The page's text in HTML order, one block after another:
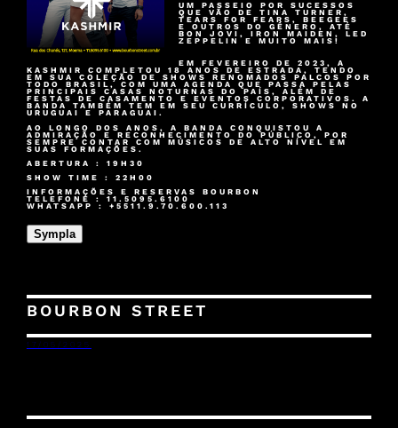
UM PASSEIO POR SUCESSOS
QUE VÃO DE TINA TURNER,
TEARS FOR FEARS, BEEGEES
E OUTROS DO GÊNERO, ATÉ
BON JOVI, IRON MAIDEN, LED
ZEPPELIN E MUITO MAIS!
EM FEVEREIRO DE 2023, A
KASHMIR COMPLETOU 18 ANOS DE ESTRADA, TENDO
EM SUA COLEÇÃO DE SHOWS RENOMADOS PALCOS POR
TODO BRASIL, COM UMA AGENDA QUE PASSA PELAS
PRINCIPAIS CASAS NOTURNAS DO PAÍS, ALÉM DE
FESTAS DE CASAMENTO E EVENTOS CORPORATIVOS. A
BANDA TAMBÉM TEM EM SEU CURRÍCULO, SHOWS NO
URUGUAI E PARAGUAI.
AO LONGO DOS ANOS, A BANDA CONQUISTOU A
ADMIRAÇÃO E RECONHECIMENTO DO PÚBLICO, POR
SEMPRE CONTAR COM MÚSICOS DE ALTO NÍVEL EM
SUAS FORMAÇÕES.
ABERTURA : 19H30
SHOW TIME : 22H00
INFORMAÇÕES E RESERVAS BOURBON
TELEFONE : 11.5095.6100
WHATSAPP : +5511.9.70.600.113
Sympla
BOURBON STREET
17/05/2025